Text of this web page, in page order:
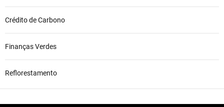
Crédito de Carbono
Finanças Verdes
Reflorestamento